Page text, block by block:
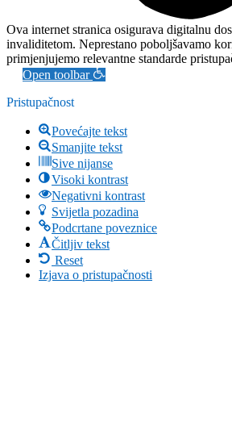
Ova internet stranica osigurava digitalnu
invaliditetom. Neprestano poboljšavamo
primjenjujemo relevantne standarde
Open toolbar
Pristupačnost
Povećajte tekst
Smanjite tekst
Sive nijanse
Visoki kontrast
Negativni kontrast
Svijetla pozadina
Podcrtane poveznice
Čitljiv tekst
Reset
Izjava o pristupačnosti